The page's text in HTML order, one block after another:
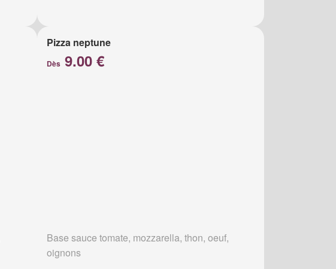
Pizza neptune
Dès 9.00 €
Base sauce tomate, mozzarella, thon, oeuf,
oignons